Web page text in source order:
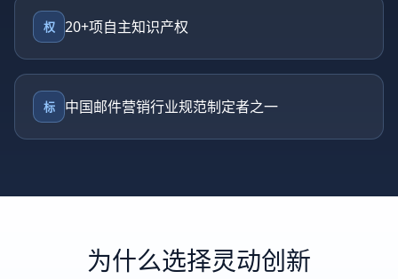
权 20+项自主知识产权
标 中国邮件营销行业规范制定者之一
为什么选择灵动创新